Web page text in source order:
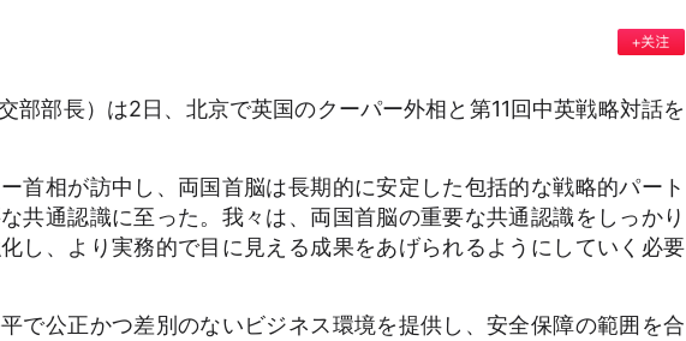
部長）は2日、北京で英国のクーパー外相と第11回中英戦略対話を
首相が訪中し、両国首脳は長期的に安定した包括的な戦略的パート
共通認識に至った。我々は、両国首脳の重要な共通認識をしっかり
し、より実務的で目に見える成果をあげられるようにしていく必要
で公正かつ差別のないビジネス環境を提供し、安全保障の範囲を合